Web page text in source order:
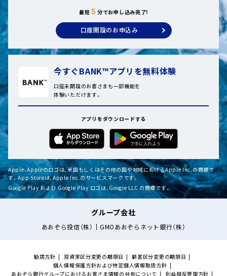
最短 ５分でお申し込み完了!
口座開設のお申込み
今すぐBANK™アプリを無料体験
口座未開設のお客さまも一部機能を
体験いただけます。
アプリをダウンロードする
Apple、Appleのロゴは、米国もしくはその他の国や地域におけるApple Inc.の商標で
す。App Storeは、Apple Inc.のサービスマークです。
Google Play および Google Play ロゴは、Google LLC の商標です。
グループ会社
あおぞら投信（株） GMOあおぞらネット銀行（株）
勧誘方針 投資家区分変更の期限日
顧客区分変更の期限日
個人情報保護方針および特定個人情報取扱方針
あおぞら銀行グループにおけるお客さま情報の共有について
利益相反管理方針